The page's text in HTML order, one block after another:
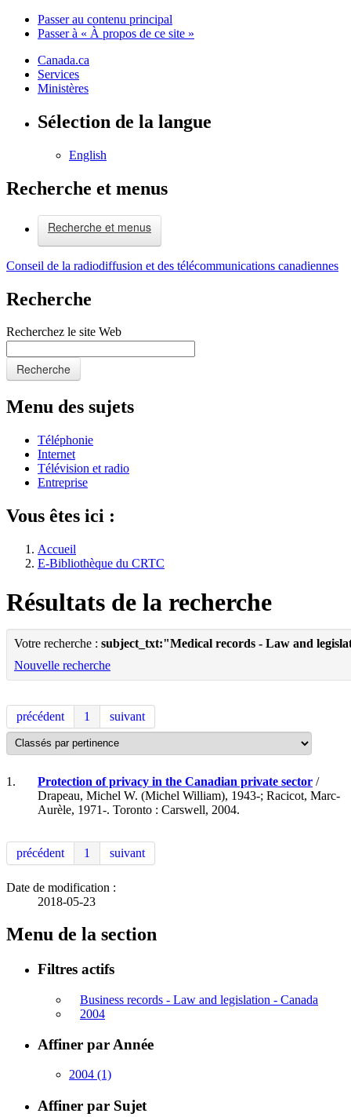
Passer au contenu principal
Passer à « À propos de ce site »
Canada.ca
Services
Ministères
Sélection de la langue
English
Recherche et menus
Recherche et menus
Conseil de la radiodiffusion et des télécommunications canadiennes
Recherche
Recherchez le site Web
Recherche
Menu des sujets
Téléphonie
Internet
Télévision et radio
Entreprise
Vous êtes ici :
Accueil
E-Bibliothèque du CRTC
Résultats de la recherche
Votre recherche : subject_txt:"Medical records - Law and
Nouvelle recherche
précédent 1 suivant
1. Protection of privacy in the Canadian private sector /
Drapeau, Michel W. (Michel William), 1943-; Racicot, Marc-
Aurèle, 1971-. Toronto : Carswell, 2004.
précédent 1 suivant
Date de modification :
2018-05-23
Menu de la section
Filtres actifs
Business records - Law and legislation - Canada
2004
Affiner par Année
2004 (1)
Affiner par Sujet